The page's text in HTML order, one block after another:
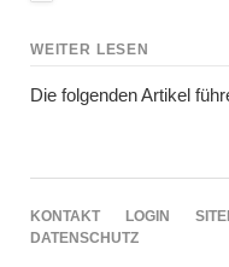
WEITER LESEN
Die folgenden Artikel
NAVIGATION
ÜBERSPRINGEN
KONTAKT LOGIN
DATENSCHUTZ